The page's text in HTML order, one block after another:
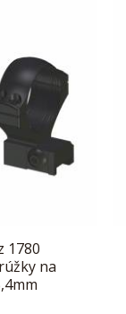
1780
na